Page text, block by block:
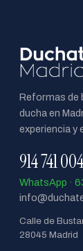
Reformas de
ducha en
experiencia y
914 741 004
WhatsApp ·
Calle de
28045 Madrid